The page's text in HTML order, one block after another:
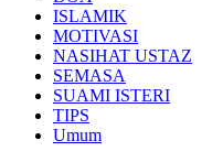
ISLAMIK
MOTIVASI
NASIHAT USTAZ
SEMASA
SUAMI ISTERI
TIPS
Umum